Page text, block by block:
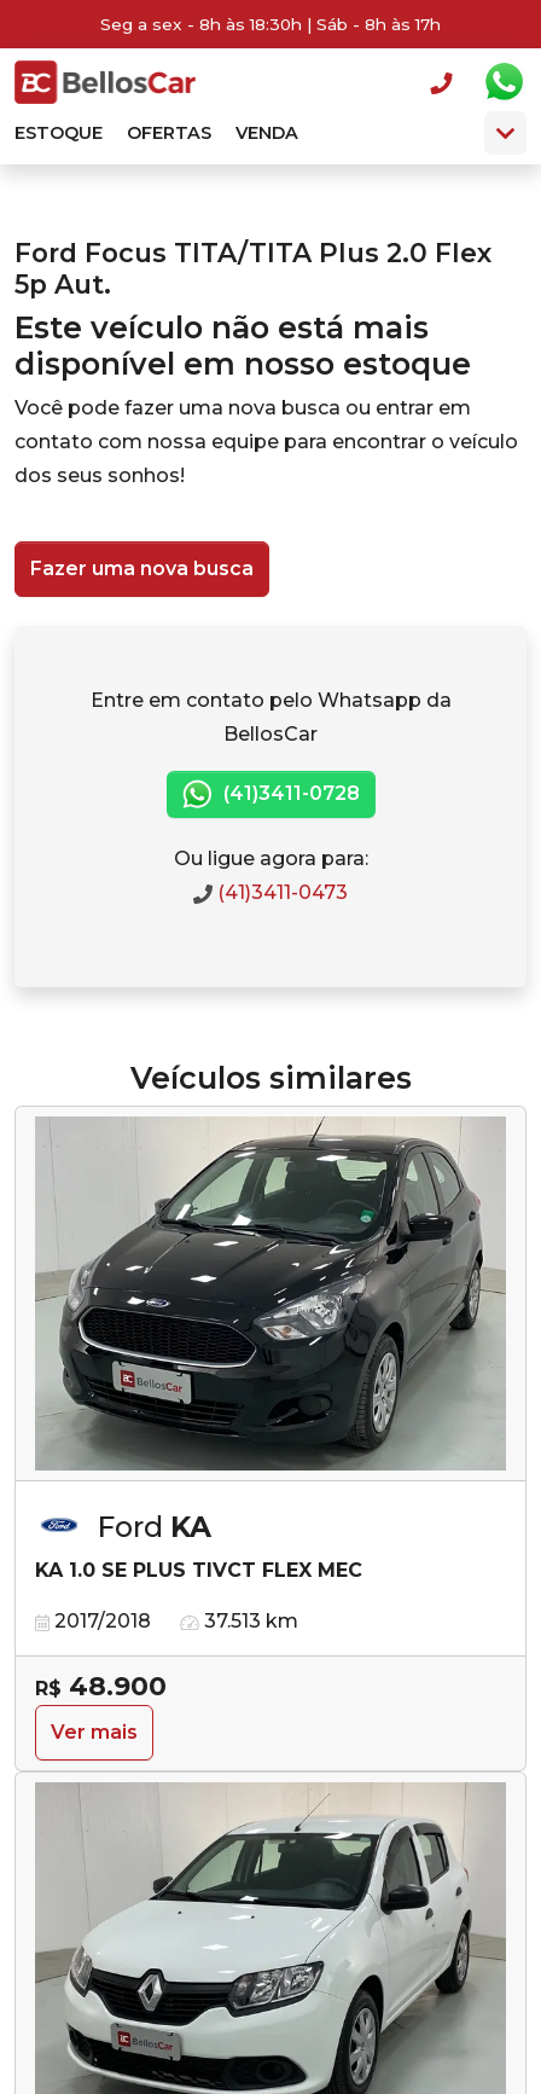
Seg a sex - 8h às 18:30h | Sáb - 8h às 17h
ESTOQUE OFERTAS VENDA
Ford Focus TITA/TITA Plus 2.0 Flex
5p Aut.
Este veículo não está mais
disponível em nosso estoque
Você pode fazer uma nova busca ou entrar em
contato com nossa equipe para encontrar o veículo
dos seus sonhos!
Fazer uma nova busca
Entre em contato pelo Whatsapp da
BellosCar
(41)3411-0728
Ou ligue agora para:
(41)3411-0473
Veículos similares
Ford KA
KA 1.0 SE PLUS TIVCT FLEX MEC
2017/2018 37.513 km
R$ 48.900
Ver mais